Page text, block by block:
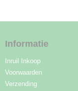
Informatie
Inruil Inkoop
Voorwaarden
Verzending